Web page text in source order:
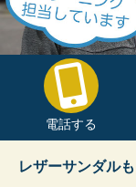
電話する
レザーサンダル